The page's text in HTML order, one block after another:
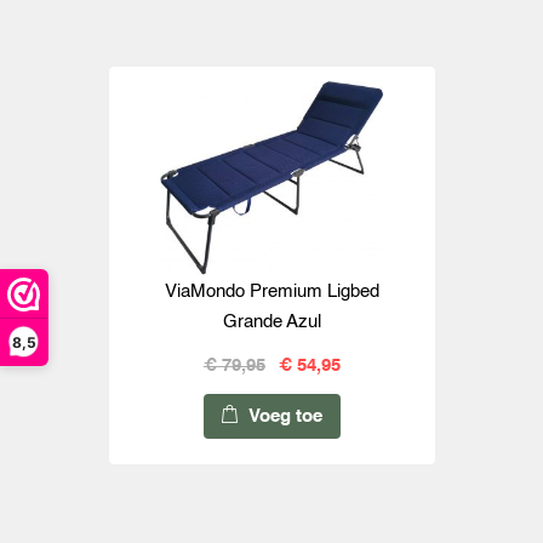
8,5
ViaMondo Premium Ligbed
Grande Azul
€ 79,95 € 54,95
Voeg toe